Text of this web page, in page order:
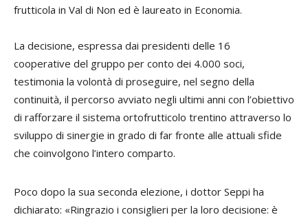
frutticola in Val di Non ed è laureato in Economia.
La decisione, espressa dai presidenti delle 16
cooperative del gruppo per conto dei 4.000 soci,
testimonia la volontà di proseguire, nel segno della
continuità, il percorso avviato negli ultimi anni con l’obiettivo
di rafforzare il sistema ortofrutticolo trentino attraverso lo
sviluppo di sinergie in grado di far fronte alle attuali sfide
che coinvolgono l’intero comparto.
Poco dopo la sua seconda elezione, i dottor Seppi ha
dichiarato: «Ringrazio i consiglieri per la loro decisione: è